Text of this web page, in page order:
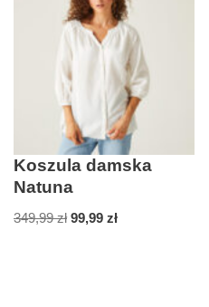
Koszula damska
Natuna
349,99zł 99,99 zł